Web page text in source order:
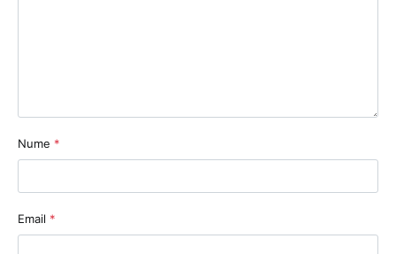
Nume *
Email *